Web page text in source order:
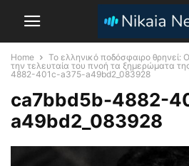
Home
Το ελληνικό ποδόσφαιρο
την τελευταία του πνοή τα ξημερώματα
4882-401c-a375-a49bd2_083928
ca7bbd5b-4882-
a49bd2_083928